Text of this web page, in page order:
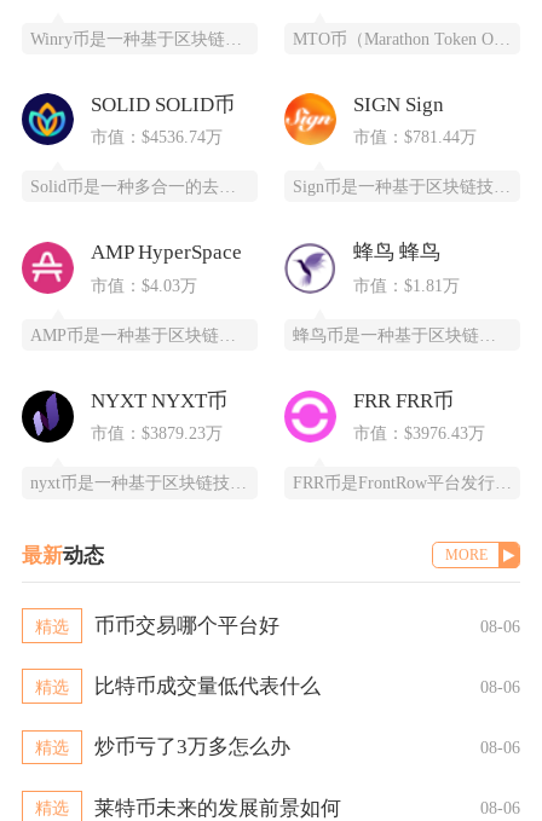
MTO币（Marathon Token Oil）是一种基于区块链技术的全新数字货币，为石油
SOLID SOLID币
市值：$4536.74万
SIGN Sign
市值：$781.44万
AMP HyperSpace
市值：$4.03万
蜂鸟 蜂鸟
市值：$1.81万
NYXT NYXT币
市值：$3879.23万
nyxt币是一种基于区块链技术的加密货币，提供一个更快、更安全、更可靠的数字交易平台。ny
FRR FRR币
市值：$3976.43万
FRR币是FrontRow平台发行的实用型代币，全称为Frontrow币，基于以太坊区块链
最新动态 MORE
精选 币币交易哪个平台好 08-06
精选 比特币成交量低代表什么 08-06
精选 炒币亏了3万多怎么办 08-06
精选 莱特币未来的发展前景如何 08-06